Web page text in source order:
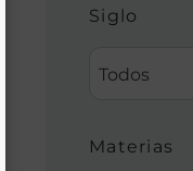
Siglo
Todos
Materias